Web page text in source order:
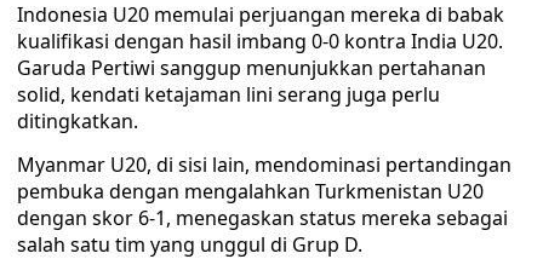
Indonesia U20 memulai perjuangan mereka di babak
kualifikasi dengan hasil imbang 0-0 kontra India U20.
Garuda Pertiwi sanggup menunjukkan pertahanan
solid, kendati ketajaman lini serang juga perlu
ditingkatkan.
Myanmar U20, di sisi lain, mendominasi pertandingan
pembuka dengan mengalahkan Turkmenistan U20
dengan skor 6-1, menegaskan status mereka sebagai
salah satu tim yang unggul di Grup D.